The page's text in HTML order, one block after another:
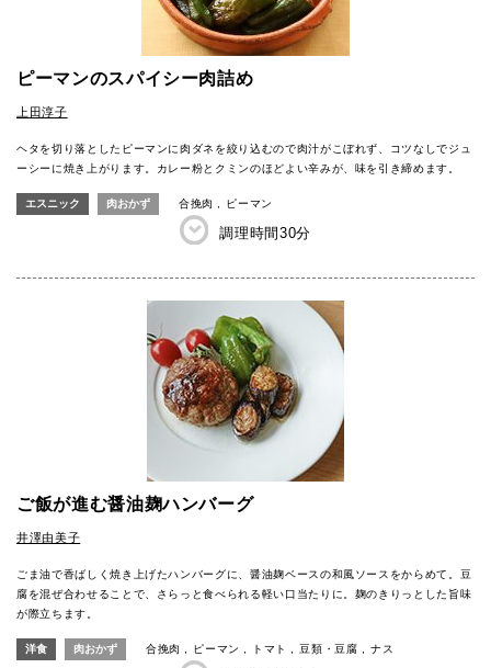
ピーマンのスパイシー肉詰め
上田淳子
ヘタを切り落としたピーマンに肉ダネを絞り込むので肉汁がこぼれず、コツなしでジュ
ーシーに焼き上がります。カレー粉とクミンのほどよい辛みが、味を引き締めます。
エスニック 肉おかず 合挽肉 ピーマン
調理時間30分
ご飯が進む醤油麹ハンバーグ
井澤由美子
ごま油で香ばしく焼き上げたハンバーグに、醤油麹ベースの和風ソースをからめて。豆
腐を混ぜ合わせることで、さらっと食べられる軽い口当たりに。麹のきりっとした旨味
が際立ちます。
洋食 肉おかず 合挽肉 ピーマン トマト 豆類・豆腐 ナス